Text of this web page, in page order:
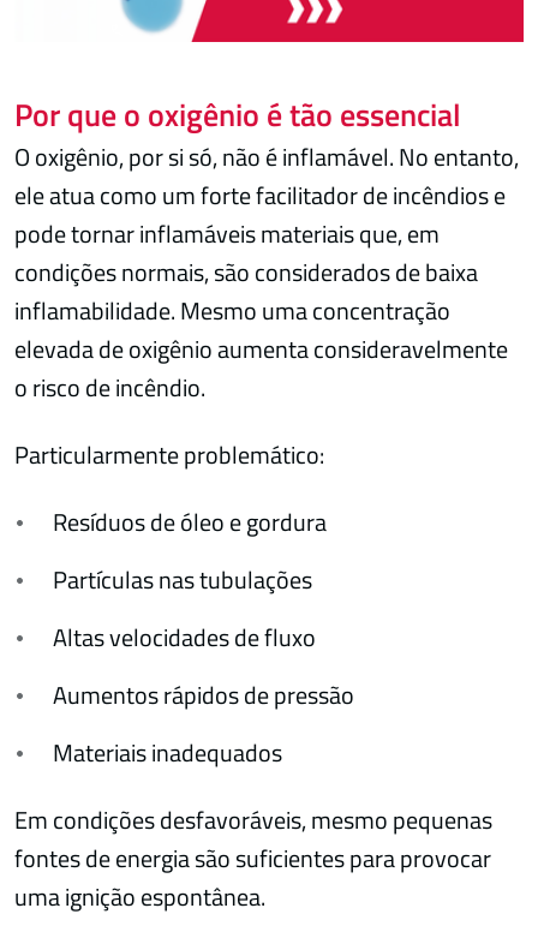
Por que o oxigênio é tão essencial
O oxigênio, por si só, não é inflamável. No entanto,
ele atua como um forte facilitador de incêndios e
pode tornar inflamáveis materiais que, em
condições normais, são considerados de baixa
inflamabilidade. Mesmo uma concentração
elevada de oxigênio aumenta consideravelmente
o risco de incêndio.
Particularmente problemático:
Resíduos de óleo e gordura
Partículas nas tubulações
Altas velocidades de fluxo
Aumentos rápidos de pressão
Materiais inadequados
Em condições desfavoráveis, mesmo pequenas
fontes de energia são suficientes para provocar
uma ignição espontânea.